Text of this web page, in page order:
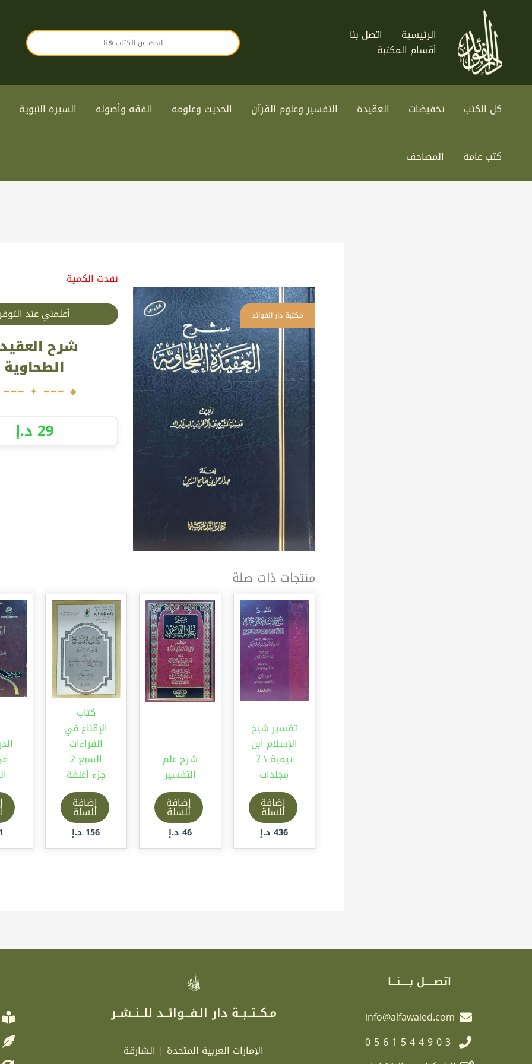
الرئيسية
اتصل بنا
أقسام المكتبة
كل الكتب تخفيضات العقيدة التفسير وعلوم القرآن الحديث وعلومه الفقه وأصوله السيرة النبوية
كتب عامة المصاحف
شرح
الطحاوية
نفدت الكمية
أعلمني عند
29 د.إ
منتجات ذات صلة
تفسير شيخ
الإسلام ابن
تيمية \ 7
مجلدات
إضافة
للسلة
436 د.إ
شرح علم
التفسير
إضافة
للسلة
46 د.إ
كتاب
الإقناع في
القراءات
السبع 2
جزء أغلفة
إضافة
للسلة
156 د.إ
اتصـــــل بـــــنـــا
info@alfawaied.com
0561544903
مـكــتــبــة دار الـفـــوائــد للــنــشــر
الإمارات العربية المتحدة | الشارقة